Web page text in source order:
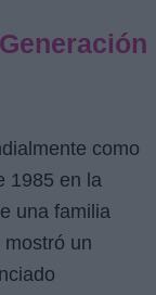
como
1985 en la
una familia
un